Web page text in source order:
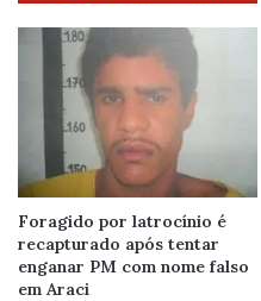
Foragido por latrocínio é
recapturado após tentar
enganar PM com nome falso
em Araci